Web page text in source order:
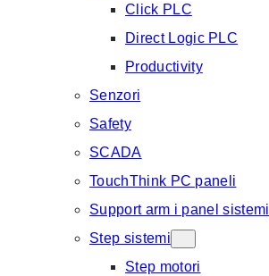
Click PLC
Direct Logic PLC
Productivity
Senzori
Safety
SCADA
TouchThink PC paneli
Support arm i panel sistemi
Step sistemi
Step motori